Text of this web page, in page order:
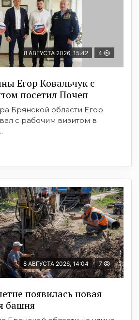
8 АВГУСТА 2026, 15:42 4
Егор Ковальчук с
посетил Почеп
Брянской области Егор
с рабочим визитом в
8 АВГУСТА 2026, 14:04 7
появилась новая
башня